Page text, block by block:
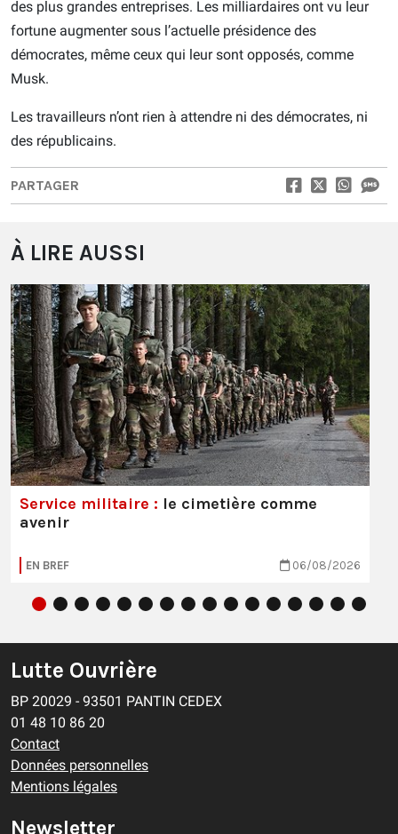
des plus grandes entreprises. Les milliardaires ont vu leur
fortune augmenter sous l’actuelle présidence des
démocrates, même ceux qui leur sont opposés, comme
Musk.
Les travailleurs n’ont rien à attendre ni des démocrates, ni
des républicains.
PARTAGER
À LIRE AUSSI
Service militaire : le cimetière comme
avenir
EN BREF 06/08/2026
Lutte Ouvrière
BP 20029 - 93501 PANTIN CEDEX
01 48 10 86 20
Contact
Données personnelles
Mentions légales
Newsletter